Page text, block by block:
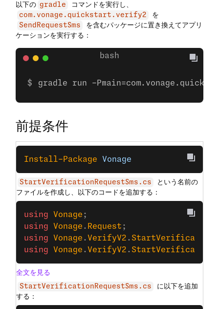
以下の gradle コマンドを実行し、
com.vonage.quickstart.verify2 を
SendRequestSms
を含むパッケージに置き換えてアプリ
ケーションを実行する：
gradle run -
前提条件
Install-Package Vonage
StartVerificationRequestSms.cs
という名前の
ファイルを作成し、以下のコードを追加する：
using Vonage ;
using Vonage . Request ;
using Vonage . VerifyV2 . StartVerification
using Vonage . VerifyV2 . StartVerification
全文を見る
StartVerificationRequestSms.cs
に以下を追加
する：